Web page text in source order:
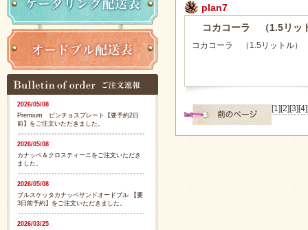
2026/05/08
Premium ピンチョスプレート【要予約2日
前】をご注文いただきました。
2026/05/08
カナッペ＆クロスティーニをご注文いただき
ました。
2026/05/08
ブルスケッタカナッペサンドオードブル 【要
3日前予約】をご注文いただきました。
2026/03/25
plan7
コカコーラ （1.5リッ
コカコーラ （1.5リットル）
[1] [2] [3] [4]